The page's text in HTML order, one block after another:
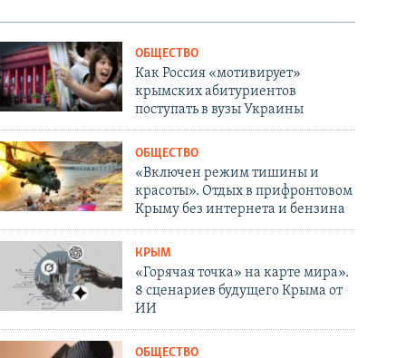
ОБЩЕСТВО
Как Россия «мотивирует»
крымских абитуриентов
поступать в вузы Украины
ОБЩЕСТВО
«Включен режим тишины и
красоты». Отдых в прифронтовом
Крыму без интернета и бензина
КРЫМ
«Горячая точка» на карте мира».
8 сценариев будущего Крыма от
ИИ
ОБЩЕСТВО